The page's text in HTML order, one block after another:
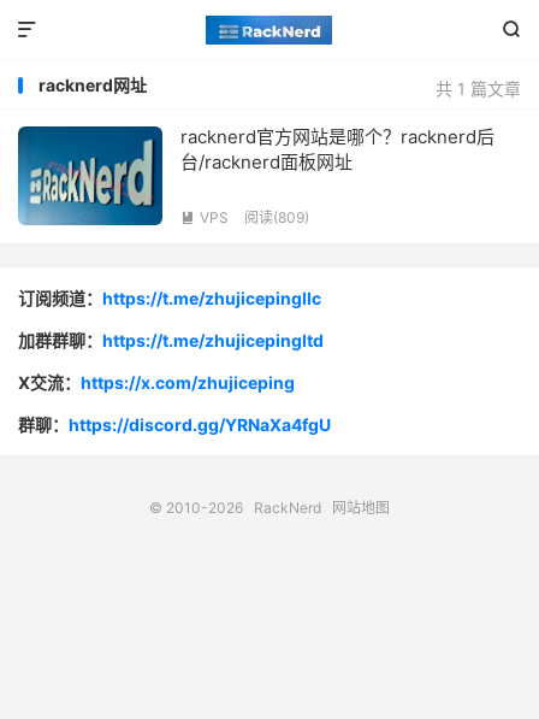


共 1 篇文章
racknerd网址
racknerd官方网站是哪个？racknerd后
台/racknerd面板网址
 VPS 阅读(809)
订阅频道： https://t.me/zhujicepingllc
加群群聊： https://t.me/zhujicepingltd
X交流： https://x.com/zhujiceping
群聊： https://discord.gg/YRNaXa4fgU
© 2010-2026 RackNerd 网站地图